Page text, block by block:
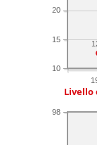
10
15
20
Livello
98